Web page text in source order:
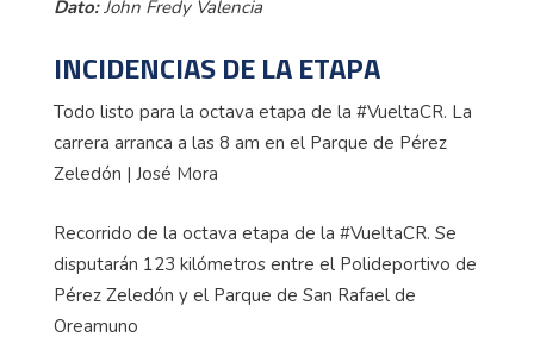
Dato:John Fredy Valencia
INCIDENCIAS DE LA ETAPA
Todo listo para la octava etapa de la #VueltaCR. La
carrera arranca a las 8 am en el Parque de Pérez
Zeledón | José Mora
Recorrido de la octava etapa de la #VueltaCR. Se
disputarán 123 kilómetros entre el Polideportivo de
Pérez Zeledón y el Parque de San Rafael de
Oreamuno